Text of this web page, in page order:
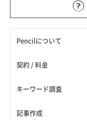
Pencilについて
契約 / 料金
キーワード調査
記事作成